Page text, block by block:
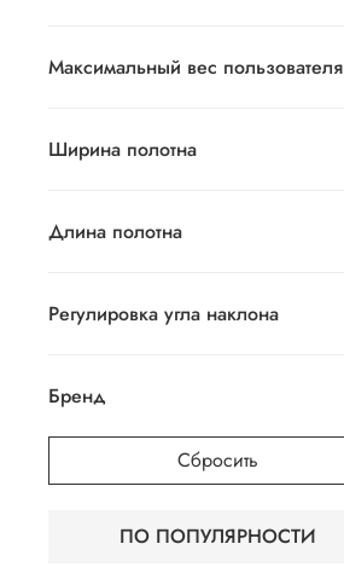
Максимальный вес пользователя
Ширина полотна
Длина полотна
Регулировка угла наклона
Бренд
Сбросить
ПО ПОПУЛЯРНОСТИ